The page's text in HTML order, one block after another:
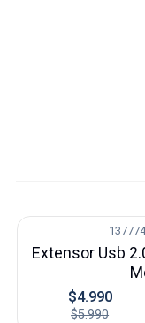
Extensor Usb
$4.990
$5.990